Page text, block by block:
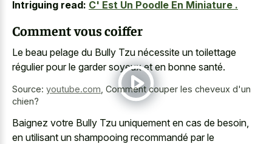
Intriguing read: C' Est Un Poodle En Miniature .
Comment vous coiffer
Le beau pelage du Bully Tzu nécessite un toilettage
régulier pour le garder soyeux et en bonne santé.
Source: youtube.com Comment couper les cheveux d'un
chien?
Baignez votre Bully Tzu uniquement en cas de besoin,
en utilisant un shampooing recommandé par le